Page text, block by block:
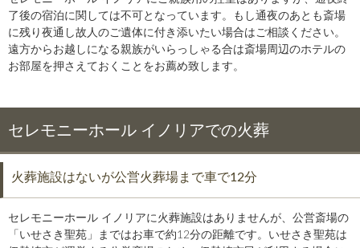
了後の宿泊に関しては不可となっています。もし通夜のあとも斎場
に残り夜通し故人のご遺体に付き添いたい場合はご相談ください。
遠方からお越しになる親族がいらっしゃる合は斎場周辺のホテルの
お部屋を押さえておくことをお薦め致します。
セレモニーホール イノリアでの火葬
火葬施設はないが公営火葬場まで車で12分
セレモニーホール イノリアに火葬施設はありませんが、公営斎場の
「いせさき聖苑」まではお車で約12分の距離です。いせさき聖苑は